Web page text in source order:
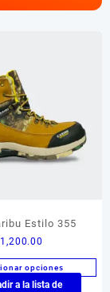
Las
elegir
en
la
página
de
producto
Estilo 355
1,200.00
opciones
Este
a la lista de